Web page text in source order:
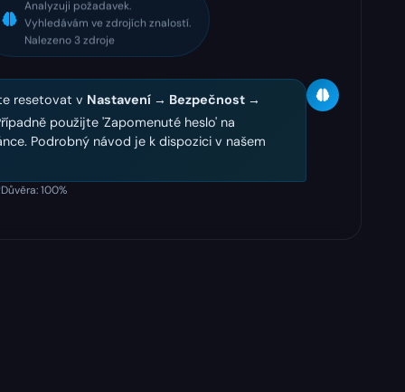
Analyzuji požadavek.
Vyhledávám ve zdrojích znalostí.
Nalezeno 3 zdroje
resetovat v Nastavení → Bezpečnost →
použijte 'Zapomenuté heslo' na
Podrobný návod je k dispozici v našem
Důvěra: 100%